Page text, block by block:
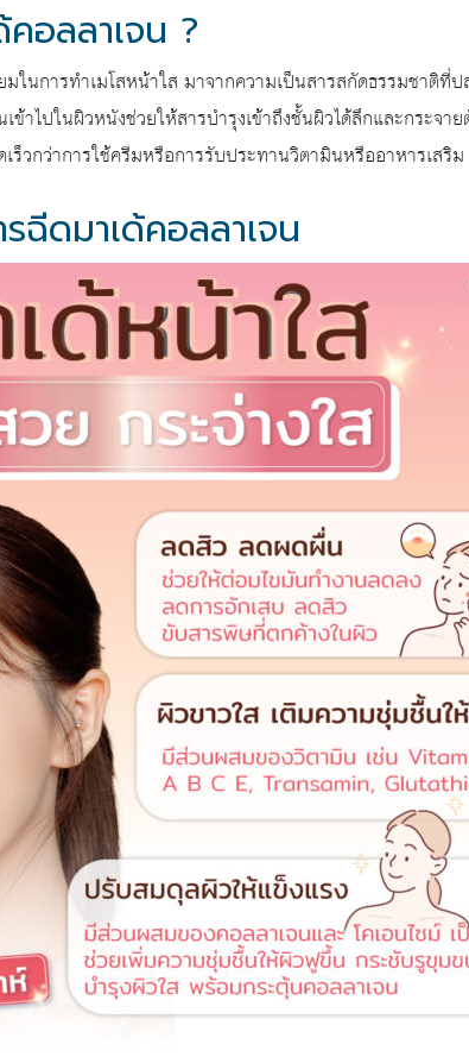
คอลลาเจน ?
ในการทำเมโสหน้าใส มาจากความเป็นสารสกัดธรรมชาติที่
าไปในผิวหนังช่วยให้สารบำรุงเข้าถึงชั้นผิวได้ลึกและกระจาย
ร็วกว่าการใช้ครีมหรือการรับประทานวิตามินหรืออาหารเสริม
ฉีดมาเด้คอลลาเจน